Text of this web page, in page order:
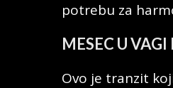
potrebu za
MESEC U VAGI
Ovo je tranzit